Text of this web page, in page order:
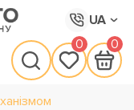
UA
0 0